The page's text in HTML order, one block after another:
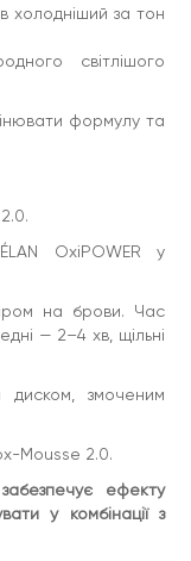
у разі
у складі засобу.
потрапляння
потрапляння —
звернутися
використаний з
перебіг хімічної
на щільних
який входить до
рекомендовано
ASIA може бути
волосків за
наступних
BTX-BROW MASK
холодніший за тон
світлішого
формулу та
OxiPOWER у
на брови. Час
— 2–4 хв, щільні
диском, змоченим
Mousse 2.0.
ефекту
у комбінації з